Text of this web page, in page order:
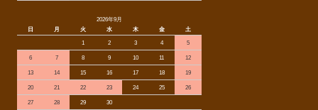
2026年9月
日
月 火 水 木 金
土
1
2 3 4 5
6 7 8 9 10 11 12
13 14 15 16 17 18 19
20 21 22 23 24 25 26
27 28 29 30